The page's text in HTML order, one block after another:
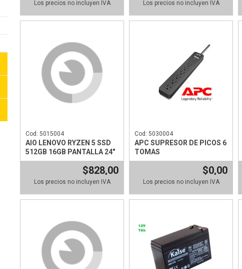
Los precios no incluyen IVA Los precios no incluyen IVA
Cod: 5015004
AIO LENOVO RYZEN 5 SSD
512GB 16GB PANTALLA 24"
$828,00
Los precios no incluyen IVA
Cod: 5030004
APC SUPRESOR DE PICOS 6
TOMAS
$0,00
Los precios no incluyen IVA